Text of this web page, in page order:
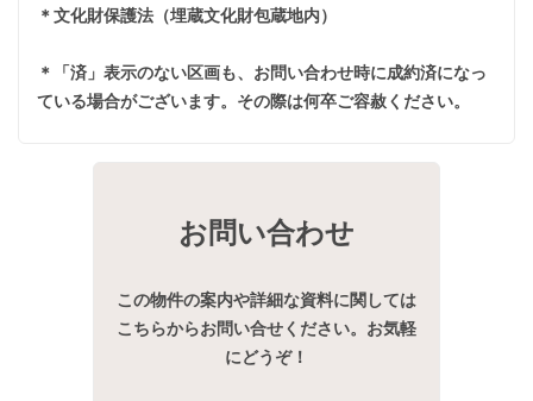
＊文化財保護法（埋蔵文化財包蔵地内）
＊「済」表示のない区画も、お問い合わせ時に成約済になっ
ている場合がございます。その際は何卒ご容赦ください。
お問い合わせ
この物件の案内や詳細な資料に関しては
こちらからお問い合せください。お気軽
にどうぞ！